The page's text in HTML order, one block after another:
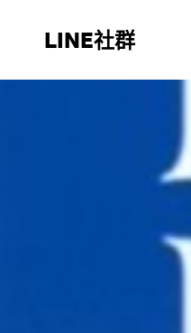
LINE社群